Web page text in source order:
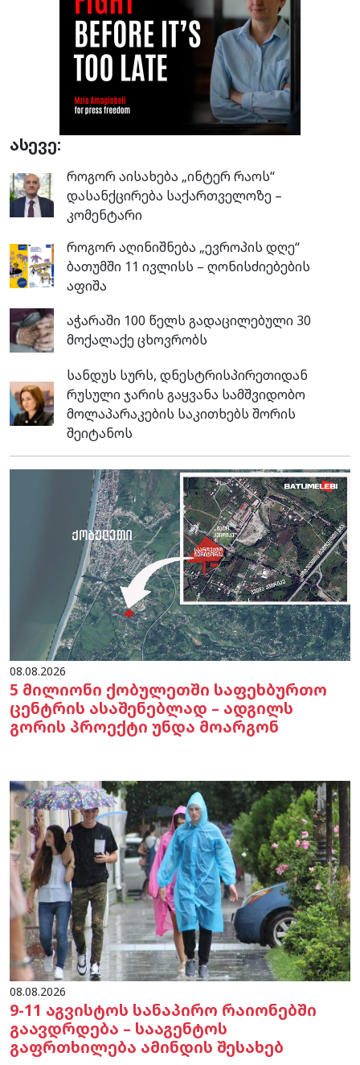
ასევე:
როგორ აისახება „ინტერ რაოს“
დასანქცირება საქართველოზე –
კომენტარი
როგორ აღინიშნება „ევროპის დღე“
ბათუმში 11 ივლისს – ღონისძიებების
აფიშა
აჭარაში 100 წელს გადაცილებული 30
მოქალაქე ცხოვრობს
სანდუს სურს, დნესტრისპირეთიდან
რუსული ჯარის გაყვანა სამშვიდობო
მოლაპარაკების საკითხებს შორის
შეიტანოს
08.08.2026
5 მილიონი ქობულეთში საფეხბურთო
ცენტრის ასაშენებლად – ადგილს
გორის პროექტი უნდა მოარგონ
08.08.2026
9-11 აგვისტოს სანაპირო რაიონებში
გაავდრდება – სააგენტოს
გაფრთხილება ამინდის შესახებ